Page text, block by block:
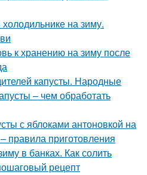
на зиму.
к хранению на зиму после
капусты. Народные
– чем обработать
с яблоками антоновкой на
правила приготовления
в банках. Как солить
рецепт